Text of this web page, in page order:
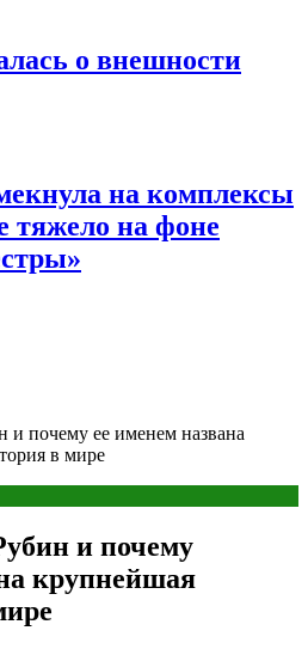
о внешности
на комплексы
тяжело на фоне
и почему ее именем названа
в мире
и почему
крупнейшая